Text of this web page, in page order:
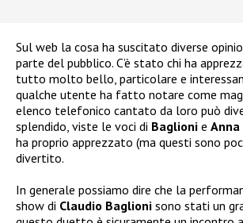
Sul web la cosa ha suscitato diverse
parte del pubblico. C’è stato chi ha
tutto molto bello, particolare e
qualche utente ha fatto notare come
elenco telefonico cantato da loro può
splendido, viste le voci di Baglioni e Anna
ha proprio apprezzato (ma questi sono
divertito.
In generale possiamo dire che la
show di Claudio Baglioni sono stati un